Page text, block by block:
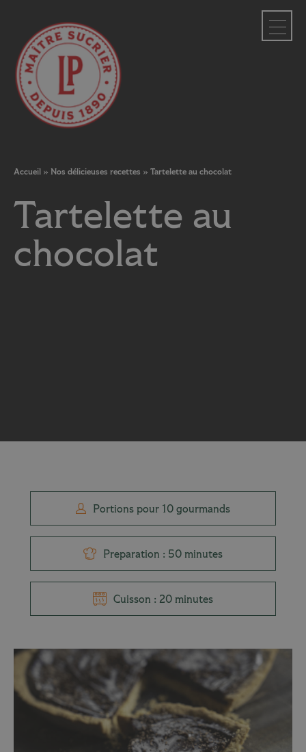
Accueil » Nos délicieuses recettes » Tartelette au chocolat
Tartelette au
chocolat
Portions pour 10 gourmands
Preparation : 50 minutes
Cuisson : 20 minutes